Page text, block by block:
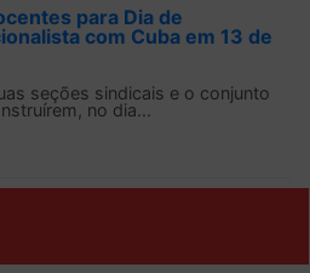
para Dia de
com Cuba em 13 de
seções sindicais e o conjunto
no dia...